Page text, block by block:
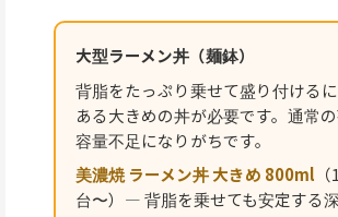
大型ラーメン丼（麺鉢）
背脂をたっぷり乗せて盛り付ける
ある大きめの丼が必要です。通常
容量不足になりがちです。
美濃焼 ラーメン丼 大きめ 800ml
台〜）— 背脂を乗せても安定する